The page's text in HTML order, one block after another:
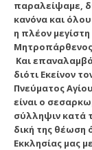
παραλείψαμε,
κανόνα και
η πλέον μεγίστη
Και
διότι Εκείνον
Πνεύματος
είναι ο
σύλληψιν κατά
δική της θέωση
Εκκλησίας μας